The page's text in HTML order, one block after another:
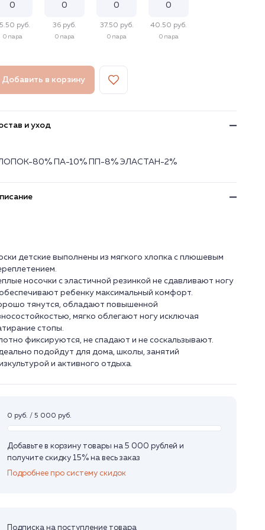
руб.
0 пара
36 руб.
0 пара
37.50 руб.
0 пара
40.50 руб.
0 пара
Добавить в корзину
и уход
80% ПА-10% ПП-8% ЭЛАСТАН-2%
детские выполнены из мягкого хлопка с плюшевым
носочки с эластичной резинкой не сдавливают ногу
ребенку максимальный комфорт.
тянутся, обладают повышенной
мягко облегают ногу исключая
стопы.
фиксируются, не спадают и не соскальзывают.
подойдут для дома, школы, занятий
0 руб. / 5 000 руб.
Добавьте в корзину товары на 5 000 рублей и
получите скидку 15% на весь заказ
Подробнее про систему скидок
Подписка на поступление товара